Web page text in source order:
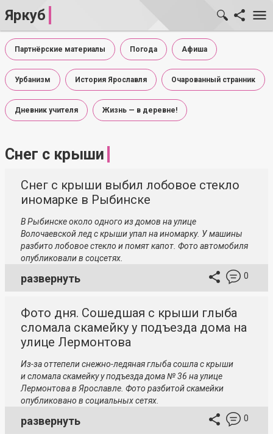
Яркуб
Партнёрские материалы Погода Афиша
Урбанизм История Ярославля Очарованный странник
Дневник учителя Жизнь — в деревне!
Снег с крыши
Снег с крыши выбил лобовое стекло
иномарке в Рыбинске
В Рыбинске около одного из домов на улице
Волочаевской лед с крыши упал на иномарку. У машины
разбито лобовое стекло и помят капот. Фото автомобиля
опубликовали в соцсетях.
развернуть 0
Фото дня. Сошедшая с крыши глыба
сломала скамейку у подъезда дома на
улице Лермонтова
Из-за оттепели снежно-ледяная глыба сошла с крыши
и сломала скамейку у подъезда дома № 36 на улице
Лермонтова в Ярославле. Фото разбитой скамейки
опубликовано в социальных сетях.
развернуть 0